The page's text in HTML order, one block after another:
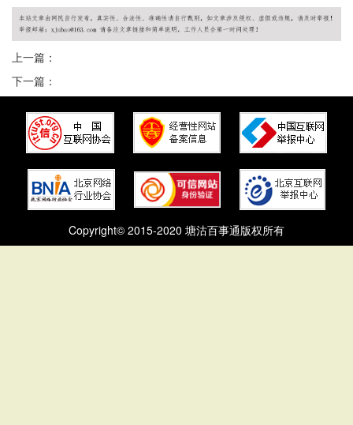
上一篇：
下一篇：
Copyright© 2015-2020 塘沽百事通版权所有